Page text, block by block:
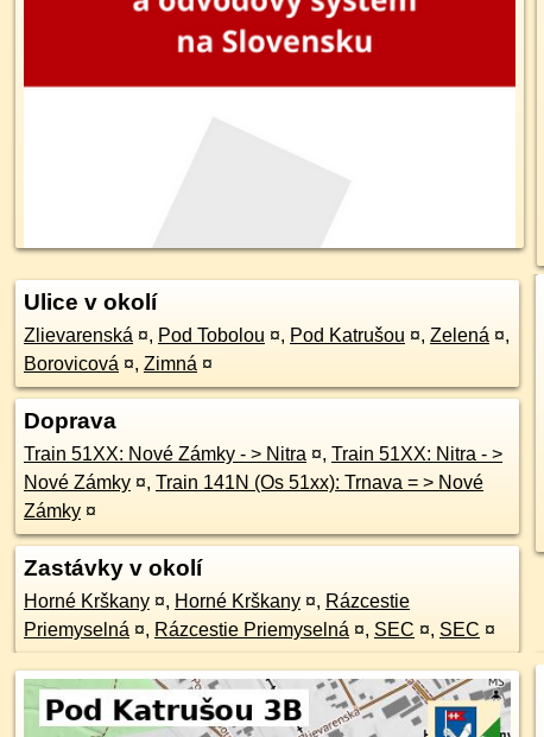
Ulice v okolí
Zlievarenská ¤, Pod Tobolou ¤, Pod Katrušou ¤, Zelená ¤,
Borovicová ¤, Zimná ¤
Doprava
Train 51XX: Nové Zámky - > Nitra ¤, Train 51XX: Nitra - >
Nové Zámky ¤, Train 141N (Os 51xx): Trnava = > Nové
Zámky ¤
Zastávky v okolí
Horné Krškany ¤, Horné Krškany ¤, Rázcestie
Priemyselná ¤, Rázcestie Priemyselná ¤, SEC ¤, SEC ¤